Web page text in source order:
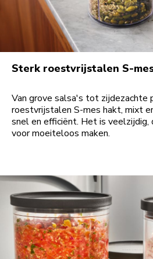
Sterk roestvrijstalen S-
Van grove salsa's tot zijdezachte
roestvrijstalen S-mes hakt, mixt
snel en efficiënt. Het is veelzijdig,
voor moeiteloos maken.